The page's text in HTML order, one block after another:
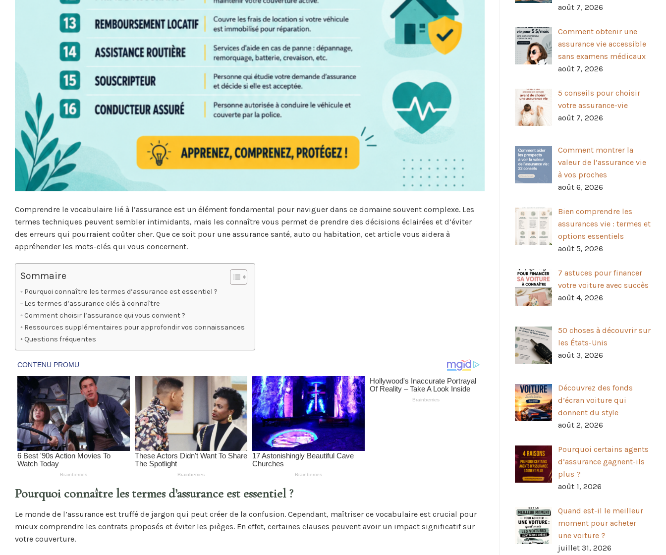
Comprendre le vocabulaire lié à l’assurance est un élément fondamental pour naviguer dans ce domaine souvent complexe. Les
termes techniques peuvent sembler intimidants, mais les connaître vous permet de prendre des décisions éclairées et d’éviter
des erreurs qui pourraient coûter cher. Que ce soit pour une assurance santé, auto ou habitation, cet article vous aidera à
appréhender les mots-clés qui vous concernent.
Sommaire
Pourquoi connaître les termes d’assurance est essentiel ?
Les termes d’assurance clés à connaître
Comment choisir l’assurance qui vous convient ?
Ressources supplémentaires pour approfondir vos connaissances
Questions fréquentes
Pourquoi connaître les termes d’assurance est essentiel ?
Le monde de l’assurance est truffé de jargon qui peut créer de la confusion. Cependant, maîtriser ce vocabulaire est crucial pour
mieux comprendre les contrats proposés et éviter les pièges. En effet, certaines clauses peuvent avoir un impact significatif sur
votre couverture.
août 7, 2026
Comment obtenir une
assurance vie accessible
sans examens médicaux
août 7, 2026
5 conseils pour choisir
votre assurance-vie
août 7, 2026
Comment montrer la
valeur de l’assurance vie
à vos proches
août 6, 2026
Bien comprendre les
assurances vie : termes et
options essentiels
août 5, 2026
7 astuces pour financer
votre voiture avec succès
août 4, 2026
50 choses à découvrir sur
les États-Unis
août 3, 2026
Découvrez des fonds
d’écran voiture qui
donnent du style
août 2, 2026
Pourquoi certains agents
d’assurance gagnent-ils
plus ?
août 1, 2026
Quand est-il le meilleur
moment pour acheter
une voiture ?
juillet 31, 2026